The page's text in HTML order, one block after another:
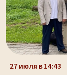
27 июля в 14:43